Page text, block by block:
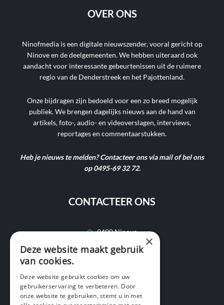
OVER ONS
Ninofmedia is een digitale nieuwszender, vooral gericht op
Ninove en de deelgemeenten. We hebben uiteraard ook
aandacht voor interessante gebeurtenissen uit de ruimere
regio van de Denderstreek en het Pajottenland.
Onze bijdragen zijn bedoeld voor een zo breed mogelijk
publiek. We brengen dagelijks nieuws aan de hand van
artikels, foto-, audio- en videoverslagen, interviews,
reportages en commentaarstukken.
Heb je nieuws te melden? Contacteer ons via mail of bel ons
op 0495-69 32 72.
CONTACTEER ONS
9400 Ninove
info@ninofmedia.tv
+32 495 69 32 72
×
Deze website maakt gebruik
van cookies.
Deze website gebruikt cookies om uw
gebruikerservaring te verbeteren. Door
onze website te gebruiken, stemt u in met